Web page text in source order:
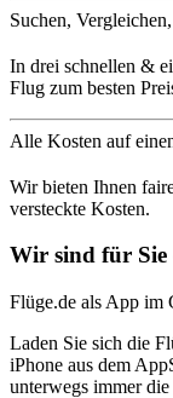
Suchen,
In drei schnellen &
Flug zum besten
Alle Kosten auf
Wir bieten Ihnen
versteckte Kosten.
Wir sind für Sie
Flüge.de als App im
Laden Sie sich die
iPhone aus dem
unterwegs immer